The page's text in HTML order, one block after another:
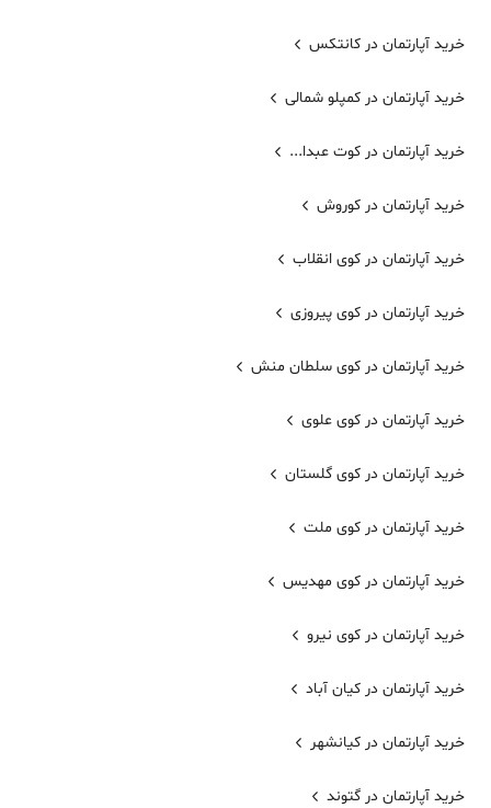
خرید آپارتمان در کانتکس
خرید آپارتمان در کمپلو شمالی
خرید آپارتمان در کوت عبدا...
خرید آپارتمان در کوروش
خرید آپارتمان در کوی انقلاب
خرید آپارتمان در کوی پیروزی
خرید آپارتمان در کوی سلطان منش
خرید آپارتمان در کوی علوی
خرید آپارتمان در کوی گلستان
خرید آپارتمان در کوی ملت
خرید آپارتمان در کوی مهدیس
خرید آپارتمان در کوی نیرو
خرید آپارتمان در کیان آباد
خرید آپارتمان در کیانشهر
خرید آپارتمان در گتوند